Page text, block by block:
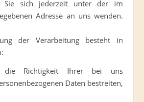
Sie sich jederzeit unter der im
Adresse an uns wenden.
der Verarbeitung besteht in
Richtigkeit Ihrer bei uns
Daten bestreiten,